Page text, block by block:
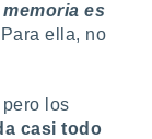
es
ella, no
los
casi todo